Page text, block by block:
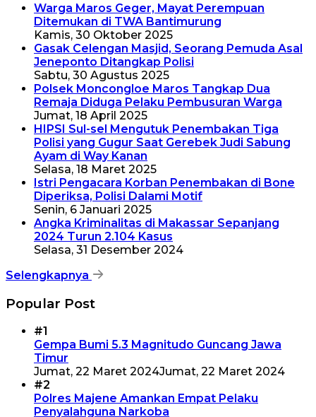
Warga Maros Geger, Mayat Perempuan
Ditemukan di TWA Bantimurung
Kamis, 30 Oktober 2025
Gasak Celengan Masjid, Seorang Pemuda Asal
Jeneponto Ditangkap Polisi
Sabtu, 30 Agustus 2025
Polsek Moncongloe Maros Tangkap Dua
Remaja Diduga Pelaku Pembusuran Warga
Jumat, 18 April 2025
HIPSI Sul-sel Mengutuk Penembakan Tiga
Polisi yang Gugur Saat Gerebek Judi Sabung
Ayam di Way Kanan
Selasa, 18 Maret 2025
Istri Pengacara Korban Penembakan di Bone
Diperiksa, Polisi Dalami Motif
Senin, 6 Januari 2025
Angka Kriminalitas di Makassar Sepanjang
2024 Turun 2.104 Kasus
Selasa, 31 Desember 2024
Selengkapnya
Popular Post
#1
Gempa Bumi 5.3 Magnitudo Guncang Jawa
Timur
Jumat, 22 Maret 2024Jumat, 22 Maret 2024
#2
Polres Majene Amankan Empat Pelaku
Penyalahguna Narkoba